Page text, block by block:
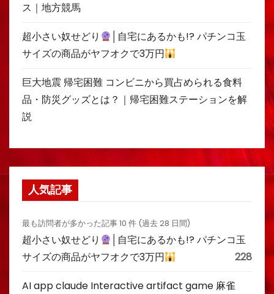
ス｜地方競馬
超小さい奴せどり
│自宅にあるかも!? パチンコ玉
サイズの商品がヤフオクで3万円
巨大地震 帰宅困難 コンビニから買占められる食料
品・防災グッズとは？｜帰宅困難ステーションを解
説
人気記事
最も訪問者が多かった記事 10 件 (過去 28 日間)
超小さい奴せどり
│自宅にあるかも!? パチンコ玉
サイズの商品がヤフオクで3万円
228
AI app claude Interactive artifact game 麻雀